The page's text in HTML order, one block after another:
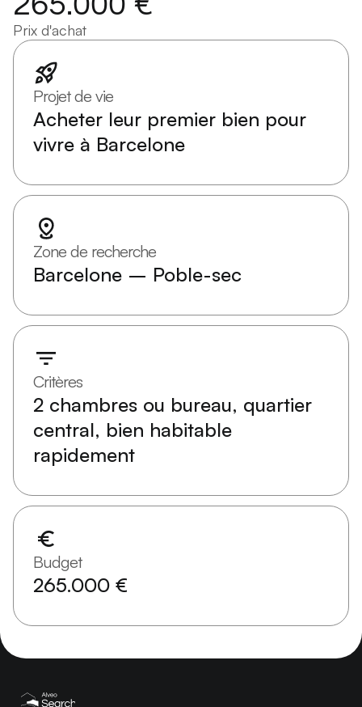
Prix d'achat
Projet de vie
Acheter leur premier bien pour
vivre à Barcelone
Zone de recherche
Barcelone – Poble-sec
Critères
2 chambres ou bureau, quartier
central, bien habitable
rapidement
Budget
265.000 €